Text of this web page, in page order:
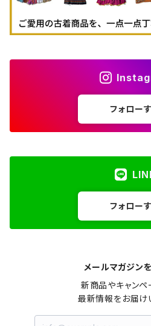
フォロー
フォロー
メールマガジン
新商品やキャンペ
最新情報をお届け